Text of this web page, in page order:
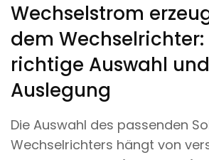
Wechselstrom
dem Wechselrichter:
richtige Auswahl und
Auslegung
Die Auswahl des passenden
Wechselrichters hängt von